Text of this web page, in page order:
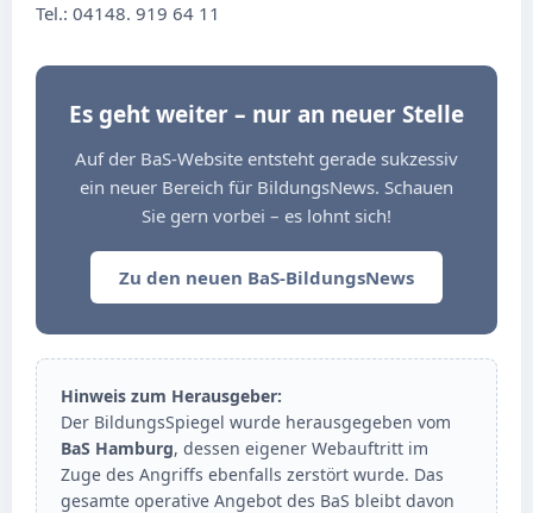
Tel.: 04148. 919 64 11
Es geht weiter – nur an neuer Stelle
Auf der BaS-Website entsteht gerade sukzessiv
ein neuer Bereich für BildungsNews. Schauen
Sie gern vorbei – es lohnt sich!
Zu den neuen BaS-BildungsNews
Hinweis zum Herausgeber:
Der BildungsSpiegel wurde herausgegeben vom
BaS Hamburg, dessen eigener Webauftritt im
Zuge des Angriffs ebenfalls zerstört wurde. Das
gesamte operative Angebot des BaS bleibt davon